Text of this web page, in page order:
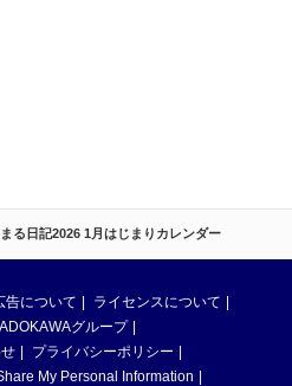
る日記2026 1月はじまりカレンダー
告について
ライセンスについて
グループ
プライバシーポリシー
My Personal Information